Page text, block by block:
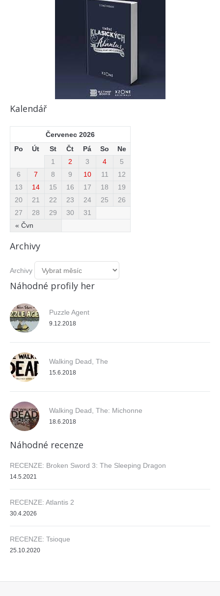
Kalendář
Červenec 2026
Po
Út St Čt Pá So Ne
« Čvn
1 2 3 4
5
6
7 8 9 10 11
12
13
14 15 16 17 18
19
20
21 22 23 24 25
26
27
28 29 30 31
Archivy
Archivy
Náhodné profily her
Puzzle Agent
9.12.2018
Walking Dead, The
15.6.2018
Walking Dead, The: Michonne
18.6.2018
Náhodné recenze
RECENZE: Broken Sword 3: The Sleeping Dragon
14.5.2021
RECENZE: Atlantis 2
30.4.2026
RECENZE: Tsioque
25.10.2020